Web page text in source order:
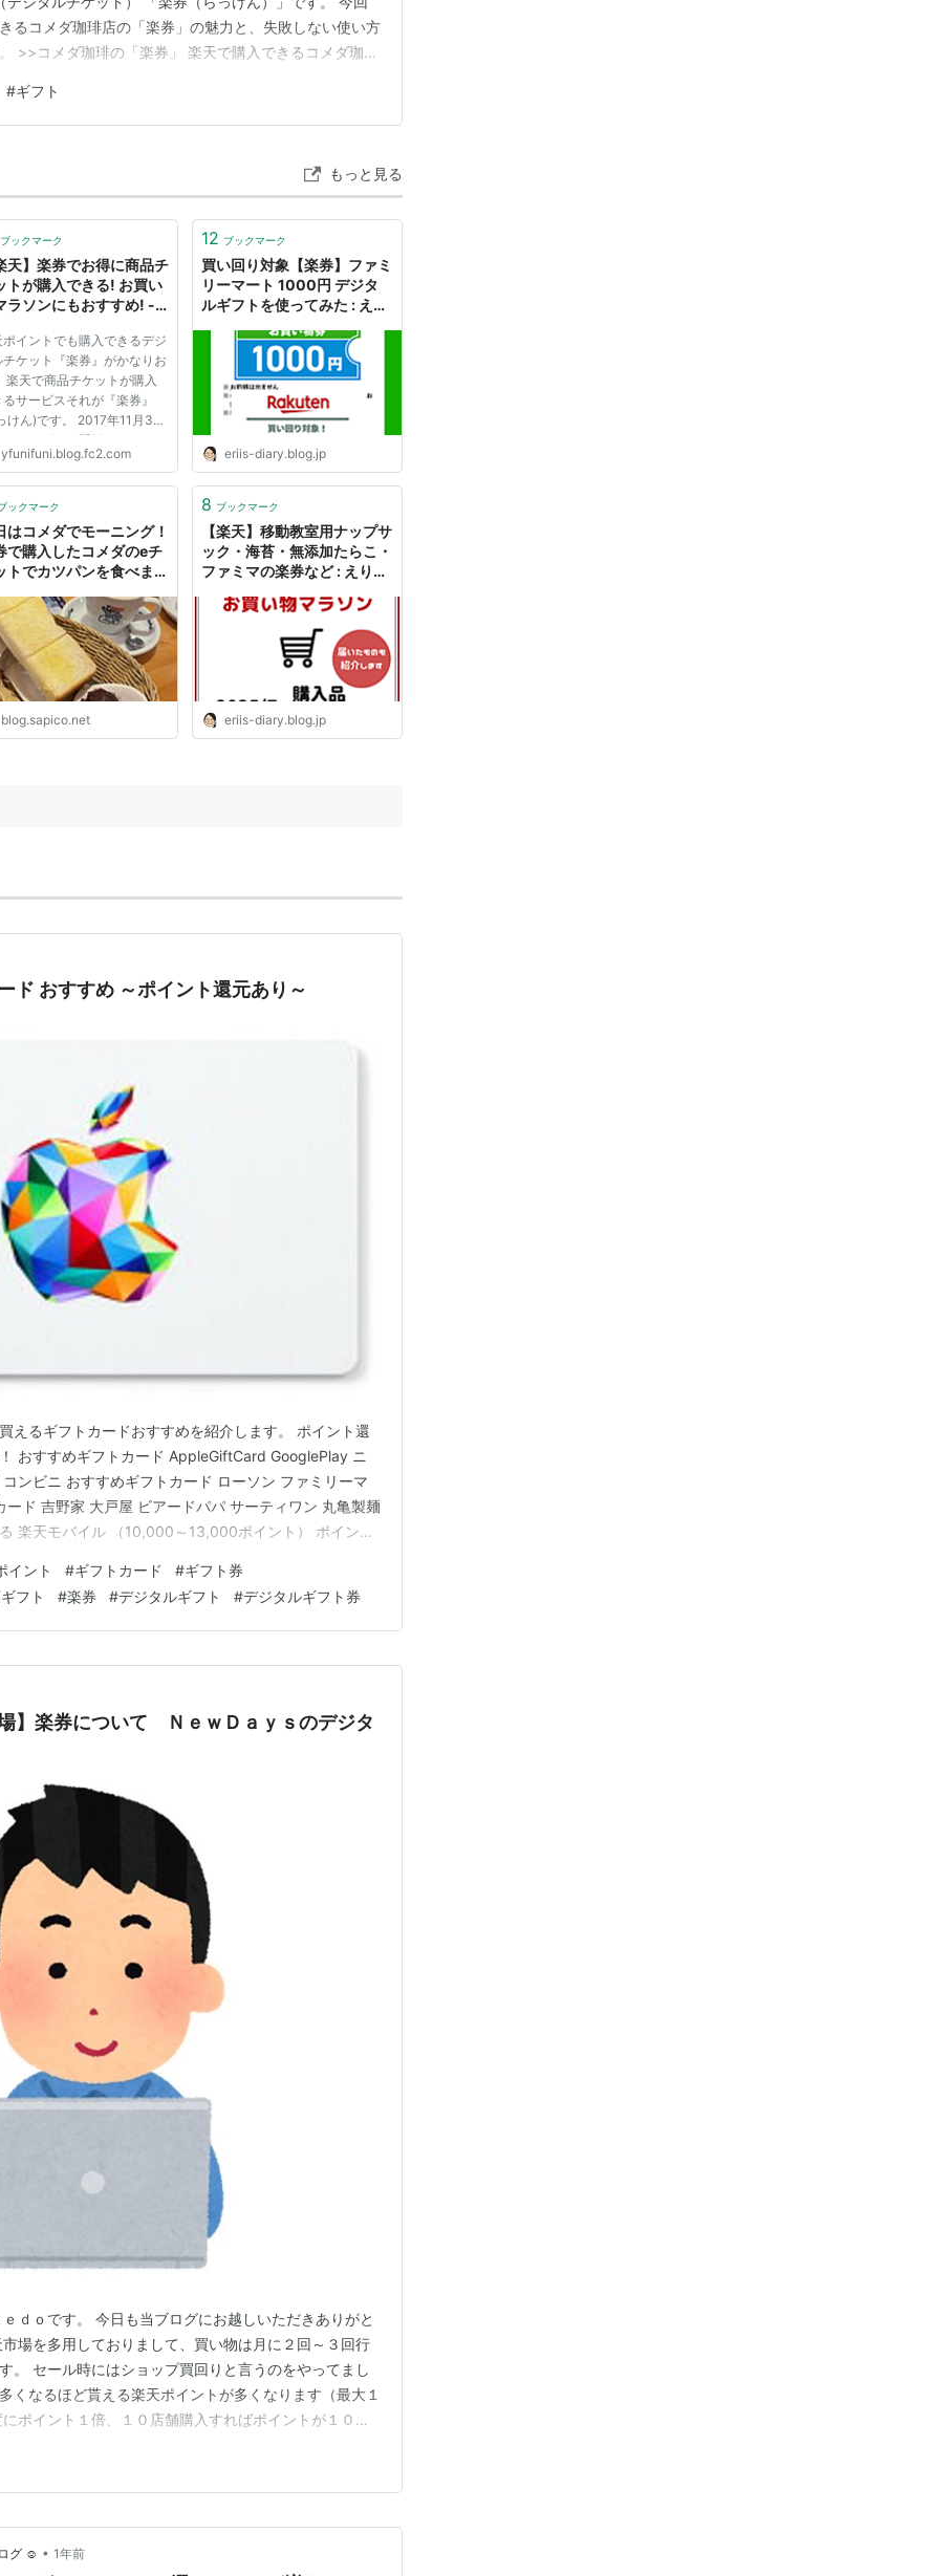
るコメダ珈琲店の「楽券」の魅力と、失敗しない使い方
>>コメダ珈琲の「楽券」 楽天で購入できるコメダ珈琲
り」対象 コメダ珈琲のeギフト「楽券」購入方法 コメ
店での使い方…
#ギフト
もっと見る
ブックマーク
天】楽券でお得に商品チ
トが購入できる! お買い
ラソンにもおすすめ! -
に生活！
ポイントでも購入できるデジ
チケット『楽券』がかなりお
楽天で商品チケットが購入
サービスそれが『楽券』
けん)です。 2017年11月30
りサービスが開始されまし
楽券?なにそれ聞いたことな
存知だったらすいません) 私
yfunifuni.blog.fc2.com
12 ブックマーク
買い回り対象【楽券】ファミ
リーマート 1000円 デジタ
ルギフトを使ってみた : えり
Powered by ライブドアブロ
eriis-diary.blog.jp
ックマーク
はコメダでモーニング！
で購入したコメダのeチ
トでカツパンを食べまし
blog.sapico.net
8 ブックマーク
【楽天】移動教室用ナップサ
ック・海苔・無添加たらこ・
ファミマの楽券など : えりゐ
Powered by ライブドアブロ
eriis-diary.blog.jp
ド おすすめ ～ポイント還元あり～
えるギフトカードおすすめを紹介します。 ポイント還
おすすめギフトカード AppleGiftCard GooglePlay ニ
ンビニ おすすめギフトカード ローソン ファミリーマ
ード 吉野家 大戸屋 ビアードパパ サーティワン 丸亀製麺
楽天モバイル （10,000～13,000ポイント） ポイント
ード利用特典 楽天カード紹介リンク…
イント #ギフトカード #ギフト券
フト #楽券 #デジタルギフト #デジタルギフト券
】楽券について ＮｅｗＤａｙｓのデジタ
ｄｏです。 今日も当ブログにお越しいただきありがと
場を多用しておりまして、買い物は月に２回～３回行
。 セール時にはショップ買回りと言うのをやってまし
くなるほど貰える楽天ポイントが多くなります（最大１
ポイント１倍、１０店舗購入すればポイントが１０倍
う事が多いのですが、それでもＭａｘの１０店舗に満た
楽券） そう言った時に…
グ ☺︎ • 1年前